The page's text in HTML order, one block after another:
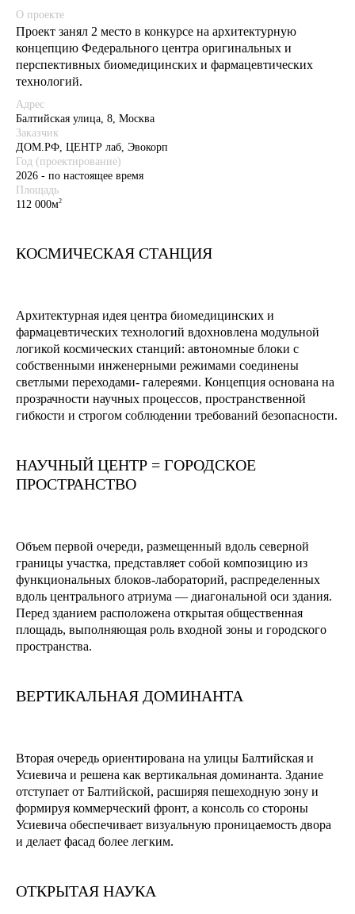
О проекте
Проект занял 2 место в конкурсе на архитектурную
концепцию Федерального центра оригинальных и
перспективных биомедицинских и фармацевтических
технологий.
Адрес
Балтийская улица, 8, Москва
Заказчик
ДОМ.РФ, ЦЕНТР лаб, Эвокорп
Год (проектирование)
2026 - по настоящее время
Площадь
112 000м2
КОСМИЧЕСКАЯ СТАНЦИЯ
Архитектурная идея центра биомедицинских и
фармацевтических технологий вдохновлена модульной
логикой космических станций: автономные блоки с
собственными инженерными режимами соединены
светлыми переходами- галереями. Концепция основана на
прозрачности научных процессов, пространственной
гибкости и строгом соблюдении требований безопасности.
НАУЧНЫЙ ЦЕНТР = ГОРОДСКОЕ
ПРОСТРАНСТВО
Объем первой очереди, размещенный вдоль северной
границы участка, представляет собой композицию из
функциональных блоков-лабораторий, распределенных
вдоль центрального атриума — диагональной оси здания.
Перед зданием расположена открытая общественная
площадь, выполняющая роль входной зоны и городского
пространства.
ВЕРТИКАЛЬНАЯ ДОМИНАНТА
Вторая очередь ориентирована на улицы Балтийская и
Усиевича и решена как вертикальная доминанта. Здание
отступает от Балтийской, расширяя пешеходную зону и
формируя коммерческий фронт, а консоль со стороны
Усиевича обеспечивает визуальную проницаемость двора
и делает фасад более легким.
ОТКРЫТАЯ НАУКА